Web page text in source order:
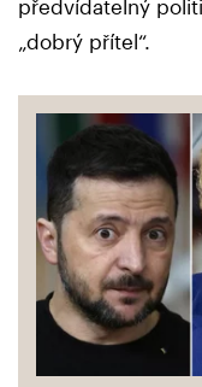
předvídatelný
„dobrý přítel“.